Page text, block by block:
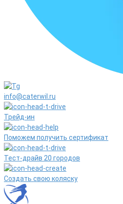
info@caterwil.ru
Трейд-ин
Поможем получить сертификат
Тест-драйв 20 городов
Создать свою коляску